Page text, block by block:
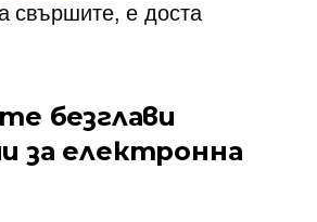
свършите, е доста
безглави
за електронна